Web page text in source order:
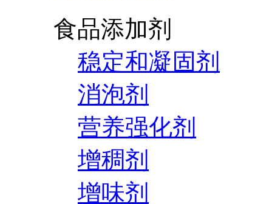
食品添加剂
稳定和凝固剂
消泡剂
营养强化剂
增稠剂
增味剂